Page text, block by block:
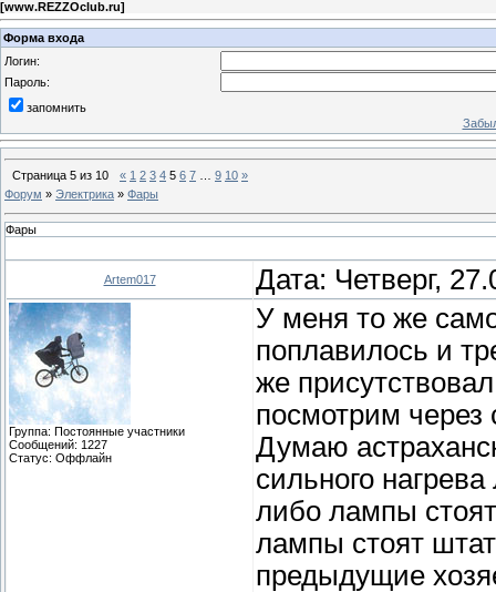
[www.REZZOclub.ru]
Форма входа
Логин:
Пароль:
запомнить
Страница 5 из 10 « 1 2 3 4 5 6 7 9 10 »
Форум » Электрика » Фары
Фары
Artem017 Дата: Четверг,
Группа: Постоянные участники
Сообщений: 1227
Статус: Оффлайн
У меня то же
поплавилось и
же
посмотрим через
Думаю
сильного
либо лампы
лампы стоят
предыдущие